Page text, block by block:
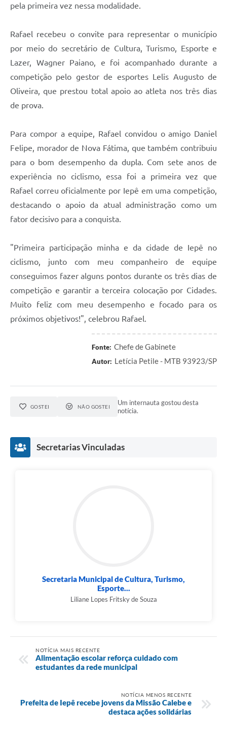
pela primeira vez nessa modalidade.
Rafael recebeu o convite para representar o município
por meio do secretário de Cultura, Turismo, Esporte e
Lazer, Wagner Paiano, e foi acompanhado durante a
competição pelo gestor de esportes Lelis Augusto de
Oliveira, que prestou total apoio ao atleta nos três dias
de prova.
Para compor a equipe, Rafael convidou o amigo Daniel
Felipe, morador de Nova Fátima, que também contribuiu
para o bom desempenho da dupla. Com sete anos de
experiência no ciclismo, essa foi a primeira vez que
Rafael correu oficialmente por Iepê em uma competição,
destacando o apoio da atual administração como um
fator decisivo para a conquista.
"Primeira participação minha e da cidade de Iepê no
ciclismo, junto com meu companheiro de equipe
conseguimos fazer alguns pontos durante os três dias de
competição e garantir a terceira colocação por Cidades.
Muito feliz com meu desempenho e focado para os
próximos objetivos!", celebrou Rafael.
Fonte: Chefe de Gabinete
Autor: Letícia Petile - MTB 93923/SP
GOSTEI NÃO GOSTEI
Um internauta gostou desta
notícia.
Secretarias Vinculadas
Secretaria Municipal de Cultura, Turismo,
Esporte...
Liliane Lopes Fritsky de Souza
NOTÍCIA MAIS RECENTE
Alimentação escolar reforça cuidado com
estudantes da rede municipal
NOTÍCIA MENOS RECENTE
Prefeita de Iepê recebe jovens da Missão Calebe e
destaca ações solidárias